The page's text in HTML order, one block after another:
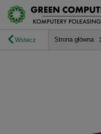
Wstecz Strona główna